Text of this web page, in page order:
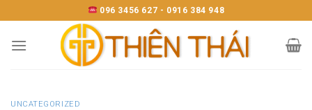
to
content
096 3456 627 - 0916 384 948
UNCATEGORIZED